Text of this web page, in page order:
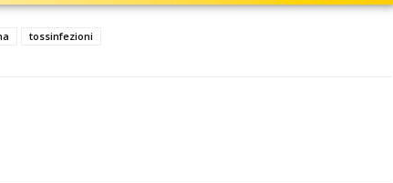
tossinfezioni